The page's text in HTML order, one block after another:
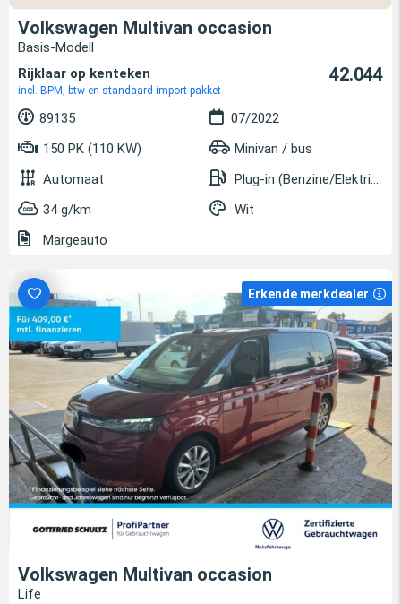
Volkswagen Multivan occasion
Basis-Modell
Rijklaar op kenteken
incl. BPM, btw en standaard import pakket
42.044
89135
07/2022
150 PK (110 KW)
Minivan / bus
Automaat
Plug-in (Benzine/Elektrisch)
34 g/km
Wit
Margeauto
Erkende merkdealer
Volkswagen Multivan occasion
Life